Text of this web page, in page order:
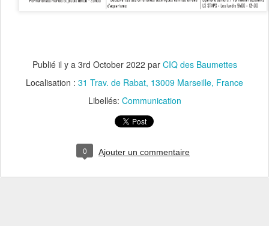
Publié il y a 3rd October 2022 par CIQ des Baumettes
Localisation : 31 Trav. de Rabat, 13009 Marseille, France
Libellés: Communication
0 Ajouter un commentaire